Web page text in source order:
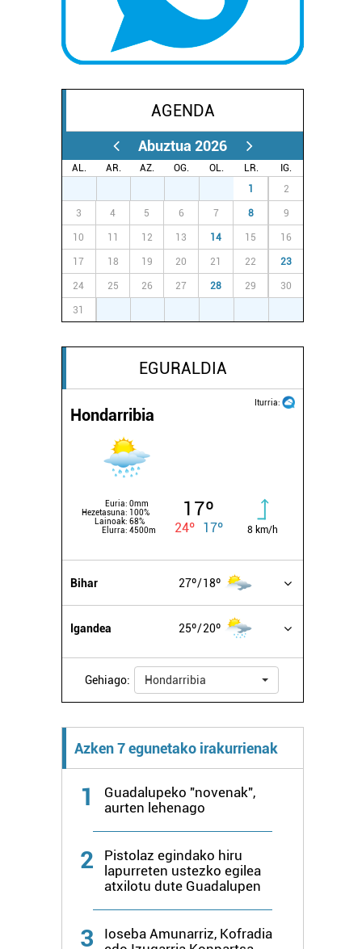
AGENDA
Abuztua 2026
AL. AR. AZ. OG. OL. LR.
IG.
1 2
3 4 5 6 7 8 9
10 11 12 13 14 15 16
17 18 19 20 21 22 23
24 25 26 27 28 29 30
31
EGURALDIA
Iturria:
Hondarribia
Euria: 0mm
Hezetasuna: 100%
Lainoak: 68%
Elurra: 4500m
17º
24º 17º 8 km/h
Bihar 27º 18º
Igandea 25º 20º
Gehiago: Hondarribia
Azken 7 egunetako irakurrienak
1
Guadalupeko "novenak",
aurten lehenago
2
Pistolaz egindako hiru
lapurreten ustezko egilea
atxilotu dute Guadalupen
3
Ioseba Amunarriz, Kofradia